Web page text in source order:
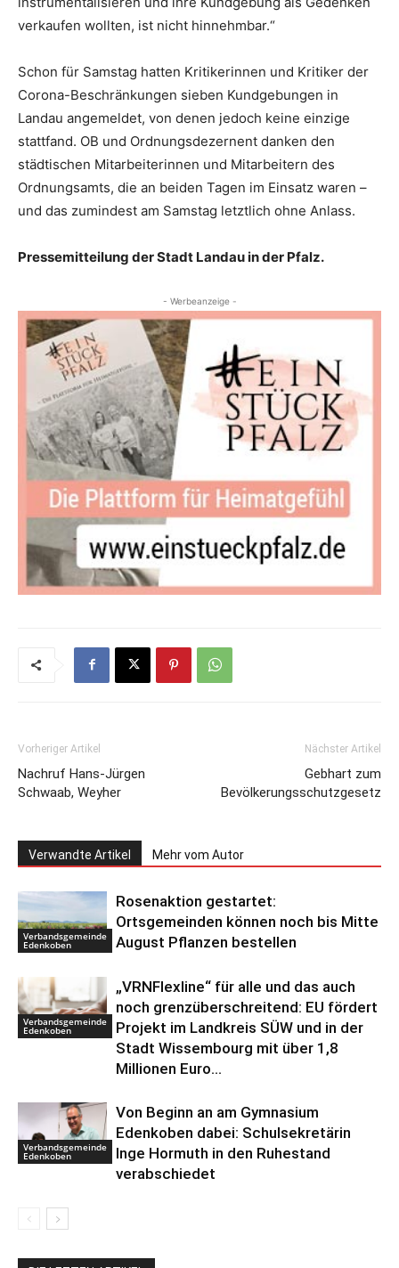
verkaufen wollten, ist nicht hinnehmbar.“
Schon für Samstag hatten Kritikerinnen und Kritiker der
Corona-Beschränkungen sieben Kundgebungen in
Landau angemeldet, von denen jedoch keine einzige
stattfand. OB und Ordnungsdezernent danken den
städtischen Mitarbeiterinnen und Mitarbeitern des
Ordnungsamts, die an beiden Tagen im Einsatz waren –
und das zumindest am Samstag letztlich ohne Anlass.
Pressemitteilung der Stadt Landau in der Pfalz.
- Werbeanzeige -
Vorheriger Artikel
Nachruf Hans-Jürgen
Schwaab, Weyher
Nächster Artikel
Gebhart zum
Bevölkerungsschutzgesetz
Verwandte Artikel Mehr vom Autor
Verbandsgemeinde
Edenkoben
Rosenaktion gestartet:
Ortsgemeinden können noch bis Mitte
August Pflanzen bestellen
Verbandsgemeinde
Edenkoben
„VRNFlexline“ für alle und das auch
noch grenzüberschreitend: EU fördert
Projekt im Landkreis SÜW und in der
Stadt Wissembourg mit über 1,8
Millionen Euro...
Verbandsgemeinde
Edenkoben
Von Beginn an am Gymnasium
Edenkoben dabei: Schulsekretärin
Inge Hormuth in den Ruhestand
verabschiedet